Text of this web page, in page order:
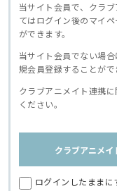
当サイト会員で、クラ
てはログイン後のマイ
ができます。
当サイト会員でない場
規会員登録することがで
クラブアニメイト連携
ください。
クラブアニメ
ログインしたままに